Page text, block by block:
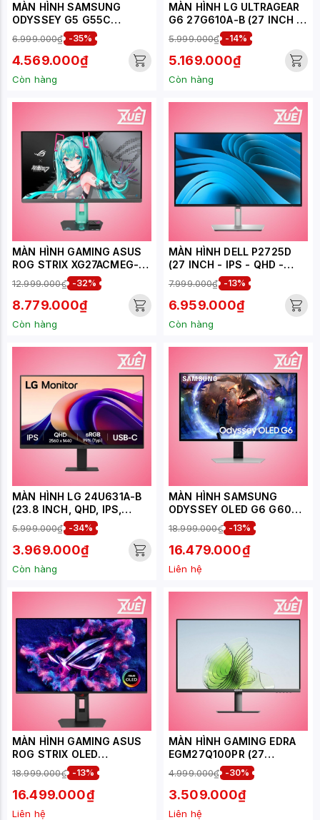
MÀN HÌNH SAMSUNG
ODYSSEY G5 G55C
LS27CG552EEXXV (27
INCH/QHD/VA/165HZ/1MS/
CONG)
6.999.000₫ -35%
4.569.000₫
Còn hàng
MÀN HÌNH LG ULTRAGEAR
G6 27G610A-B (27 INCH -
IPS - 2K - 200HZ - 1MS)
5.999.000₫ -14%
5.169.000₫
Còn hàng
MÀN HÌNH GAMING ASUS
ROG STRIX XG27ACMEG-G
HATSUNE MIKU EDITION
(27 INCH - IPS - 2K - 1MS -
260HZ - USB TYPEC)
12.999.000₫ -32%
8.779.000₫
Còn hàng
MÀN HÌNH DELL P2725D
(27 INCH - IPS - QHD -
100HZ- 5MS)
7.999.000₫ -13%
6.959.000₫
Còn hàng
MÀN HÌNH LG 24U631A-B
(23.8 INCH, QHD, IPS,
100HZ, 5MS, USB-C 15W)
5.999.000₫ -34%
3.969.000₫
Còn hàng
MÀN HÌNH SAMSUNG
ODYSSEY OLED G6 G60SD
LS27DG602SEXXV (27
INCH/QHD/OLED/360HZ/0.
03MS)
18.999.000₫ -13%
16.479.000₫
Liên hệ
MÀN HÌNH GAMING ASUS
ROG STRIX OLED
XG27ACDMS (26.5 INCH -
QD-OLED - 2K - 0.03MS -
280HZ)
18.999.000₫ -13%
16.499.000₫
Liên hệ
MÀN HÌNH GAMING EDRA
EGM27Q100PR (27
INCH/QHD/IPS/100HZ/1MS)
4.999.000₫ -30%
3.509.000₫
Liên hệ